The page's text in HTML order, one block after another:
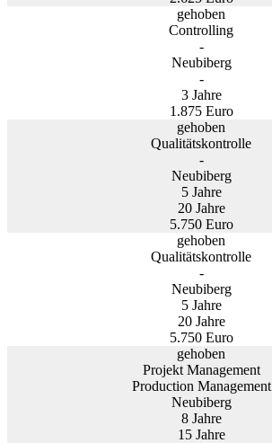
gehoben
Controlling
-
Neubiberg
-
3 Jahre
1.875 Euro
gehoben
Qualitätskontrolle
-
Neubiberg
5 Jahre
20 Jahre
5.750 Euro
gehoben
Qualitätskontrolle
-
Neubiberg
5 Jahre
20 Jahre
5.750 Euro
gehoben
Projekt Management
Production Management
Neubiberg
8 Jahre
15 Jahre